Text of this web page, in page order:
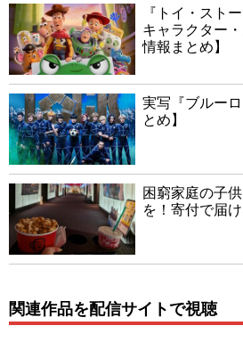
『トイ・スト
キャラクター
情報まとめ】
実写『ブルー
とめ】
困窮家庭の子
を！寄付で届
関連作品を配信サイトで視聴